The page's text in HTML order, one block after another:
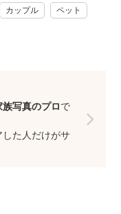
、そして普段意識
『家族全員』がフ
たとえ笑顔の写真が
、唯一無二の作品に
、思い出話に花が咲
しまう大切な写真に
カップル ペット
族写真のプロで
た人だけがサ